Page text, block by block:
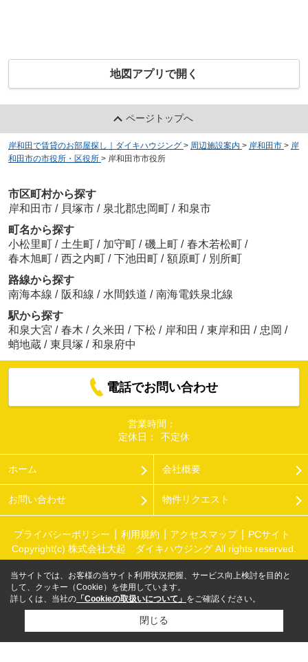
地図アプリで開く
ページトップへ
岸和田で賃貸のお部屋探し｜ダイキハウジング > 周辺施設案内 > 岸和田市 > 岸
和田市の市役所・区役所 > 岸和田市市役所
市区町村から探す
岸和田市 / 貝塚市 / 泉北郡忠岡町 / 和泉市
町名から探す
小松里町 / 土生町 / 加守町 / 磯上町 / 春木若松町 /
春木旭町 / 西之内町 / 下池田町 / 額原町 / 別所町
路線から探す
南海本線 / 阪和線 / 水間鉄道 / 南海電鉄泉北線
駅から探す
和泉大宮 / 春木 / 久米田 / 下松 / 岸和田 / 東岸和田 / 忠岡 /
蛸地蔵 / 東貝塚 / 和泉府中
電話でお問い合わせ
営業時間：
定休日：
不定休
ホーム 会社概要
お問い合わせ 物件リクエスト
プライバシーポリシー 利用規約 アクセスマップ
PCサイト
Copyright(c) 株式会社大起 ダイキハウジング All rights reserved.
当サイトでは、お客様の当サイト利用状況把握、サービス向上検討を目的と
して、クッキー（Cookie）を使用しています。
詳しくは、当社の 「Cookieの取扱いについて」 をご確認ください。
閉じる